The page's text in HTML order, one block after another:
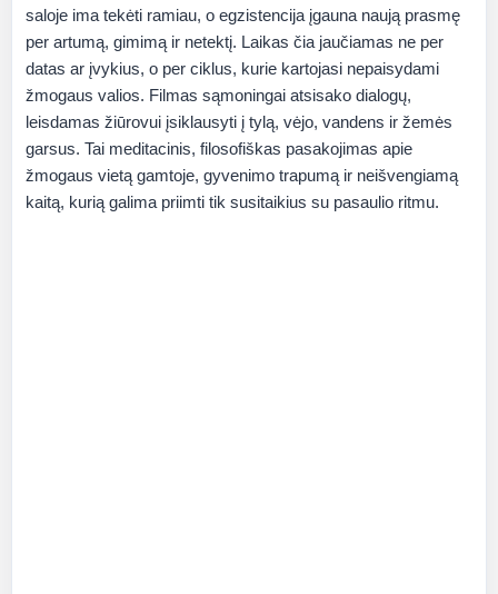
saloje ima tekėti ramiau, o egzistencija įgauna naują prasmę
per artumą, gimimą ir netektį. Laikas čia jaučiamas ne per
datas ar įvykius, o per ciklus, kurie kartojasi nepaisydami
žmogaus valios. Filmas sąmoningai atsisako dialogų,
leisdamas žiūrovui įsiklausyti į tylą, vėjo, vandens ir žemės
garsus. Tai meditacinis, filosofiškas pasakojimas apie
žmogaus vietą gamtoje, gyvenimo trapumą ir neišvengiamą
kaitą, kurią galima priimti tik susitaikius su pasaulio ritmu.